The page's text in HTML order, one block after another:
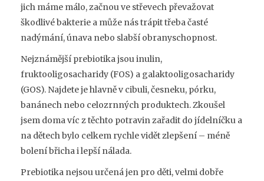
jich máme málo, začnou ve střevech převažovat
škodlivé bakterie a může nás trápit třeba časté
nadýmání, únava nebo slabší obranyschopnost.
Nejznámější prebiotika jsou inulin,
fruktooligosacharidy (FOS) a galaktooligosacharidy
(GOS). Najdete je hlavně v cibuli, česneku, pórku,
banánech nebo celozrnných produktech. Zkoušel
jsem doma víc z těchto potravin zařadit do jídelníčku a
na dětech bylo celkem rychle vidět zlepšení – méně
bolení břicha i lepší nálada.
Prebiotika nejsou určená jen pro děti, velmi dobře